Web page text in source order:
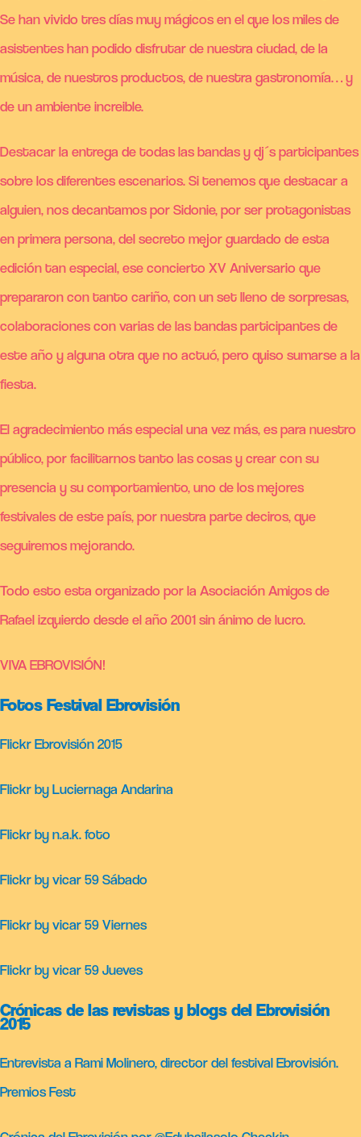
Se han vivido tres días muy mágicos en el que los miles de
asistentes han podido disfrutar de nuestra ciudad, de la
música, de nuestros productos, de nuestra gastronomía… y
de un ambiente increible.
Destacar la entrega de todas las bandas y dj´s participantes
sobre los diferentes escenarios. Si tenemos que destacar a
alguien, nos decantamos por Sidonie, por ser protagonistas
en primera persona, del secreto mejor guardado de esta
edición tan especial, ese concierto XV Aniversario que
prepararon con tanto cariño, con un set lleno de sorpresas,
colaboraciones con varias de las bandas participantes de
este año y alguna otra que no actuó, pero quiso sumarse a la
fiesta.
El agradecimiento más especial una vez más, es para nuestro
público, por facilitarnos tanto las cosas y crear con su
presencia y su comportamiento, uno de los mejores
festivales de este país, por nuestra parte deciros, que
seguiremos mejorando.
Todo esto esta organizado por la Asociación Amigos de
Rafael izquierdo desde el año 2001 sin ánimo de lucro.
VIVA EBROVISIÓN!
Fotos Festival Ebrovisión
Flickr Ebrovisión 2015
Flickr by Luciernaga Andarina
Flickr by n.a.k. foto
Flickr by vicar 59 Sábado
Flickr by vicar 59 Viernes
Flickr by vicar 59 Jueves
Crónicas de las revistas y blogs del Ebrovisión
2015
Entrevista a Rami Molinero, director del festival Ebrovisión.
Premios Fest